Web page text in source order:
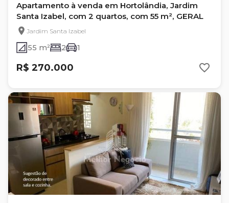
Apartamento à venda em Hortolândia, Jardim
Santa Izabel, com 2 quartos, com 55 m², GERAL
Jardim Santa Izabel
55 m² 2 1
R$ 270.000